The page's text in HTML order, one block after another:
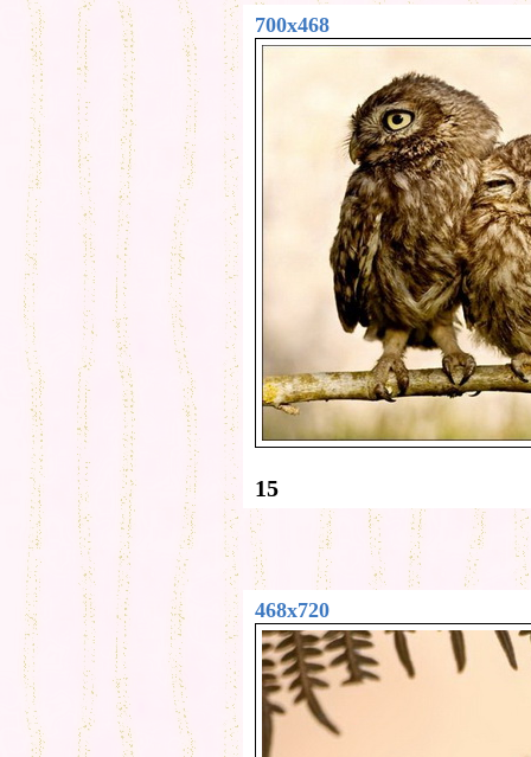
700x468
15
468x720